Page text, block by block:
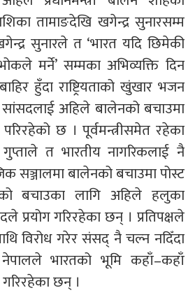
तामाङदेखि खगेन्द्र सुनारसम्म
सुनारले त ‘भारत यदि छिमेकी
मर्ने’ सम्मका अभिव्यक्ति दिन
हुँदा राष्ट्रियताको खुंखार भजन
सांसदलाई अहिले बालेनको बचाउमा
छ । पूर्वमन्त्रीसमेत रहेका
त भारतीय नागरिकलाई नै
सञ्जालमा बालेनको बचाउमा पोस्ट
बचाउका लागि अहिले हलुका
प्रयोग गरिरहेका छन् । प्रतिपक्षले
विरोध गरेर संसद् नै चल्न नदिँदा
भारतको भूमि कहाँ–कहाँ
छन् ।